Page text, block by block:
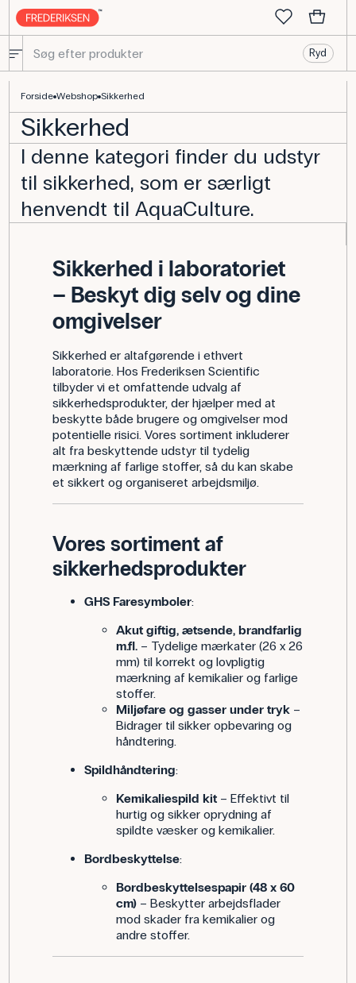
Ryd
Forside Webshop Sikkerhed
Sikkerhed
I denne kategori finder du udstyr
til sikkerhed, som er særligt
henvendt til AquaCulture.
Sikkerhed i laboratoriet
– Beskyt dig selv og dine
omgivelser
Sikkerhed er altafgørende i ethvert
laboratorie. Hos Frederiksen Scientific
tilbyder vi et omfattende udvalg af
sikkerhedsprodukter, der hjælper med at
beskytte både brugere og omgivelser mod
potentielle risici. Vores sortiment inkluderer
alt fra beskyttende udstyr til tydelig
mærkning af farlige stoffer, så du kan skabe
et sikkert og organiseret arbejdsmiljø.
Vores sortiment af
sikkerhedsprodukter
GHS Faresymboler:
Akut giftig, ætsende, brandfarlig
m.fl.– Tydelige mærkater (26 x 26
mm) til korrekt og lovpligtig
mærkning af kemikalier og farlige
stoffer.
Miljøfare og gasser under tryk–
Bidrager til sikker opbevaring og
håndtering.
Spildhåndtering:
Kemikaliespild kit– Effektivt til
hurtig og sikker oprydning af
spildte væsker og kemikalier.
Bordbeskyttelse:
Bordbeskyttelsespapir (48 x 60
cm)– Beskytter arbejdsflader
mod skader fra kemikalier og
andre stoffer.